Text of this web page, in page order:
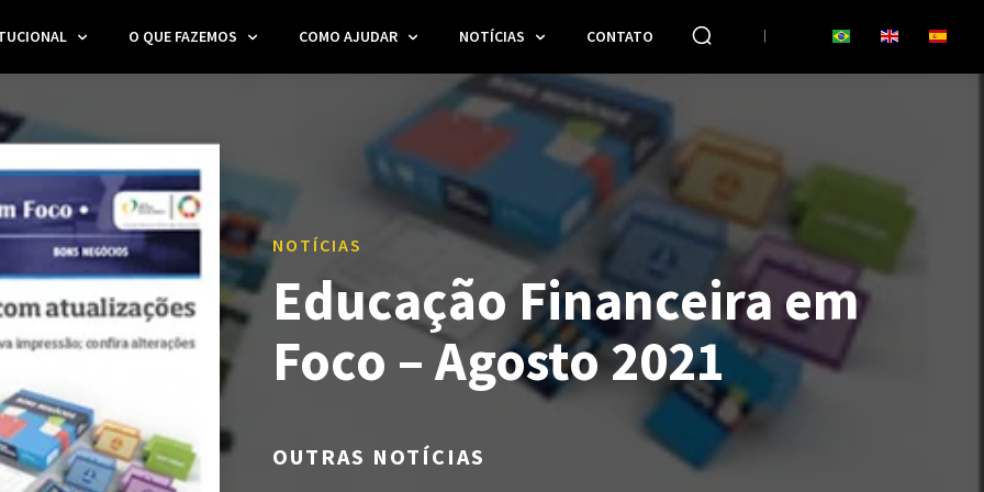
O QUE FAZEMOS COMO AJUDAR NOTÍCIAS CONTATO
NOTÍCIAS
Educação Financeira em
Foco – Agosto 2021
OUTRAS NOTÍCIAS